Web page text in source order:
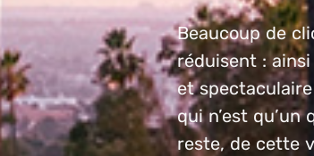
Beaucoup de
réduisent :
et
qui n’est
reste, de cette